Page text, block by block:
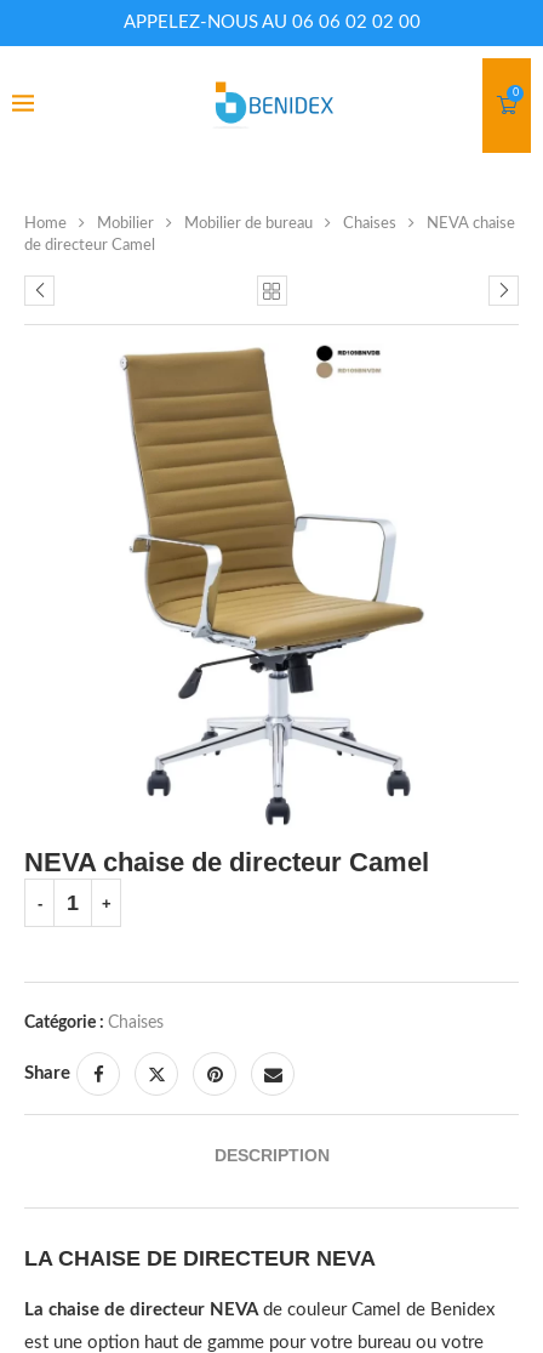
APPELEZ-NOUS AU 06 06 02 02 00
0
Home Mobilier Mobilier de bureau Chaises
NEVA chaise
de directeur Camel
NEVA chaise de directeur Camel
Catégorie : Chaises
Share
DESCRIPTION
LA CHAISE DE DIRECTEUR NEVA
La chaise de directeur NEVAde couleur Camel de Benidex
est une option haut de gamme pour votre bureau ou votre